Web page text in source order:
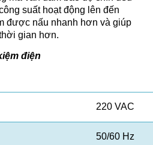
suất hoạt động lên đến
được nấu nhanh hơn và giúp
gian hơn.
điện
220 VAC
50/60 Hz